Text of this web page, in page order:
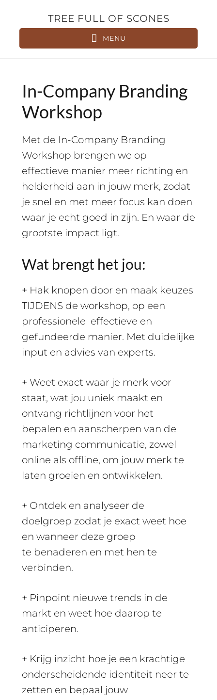
TREE FULL OF SCONES
MENU
In-Company Branding
Workshop
Met de In-Company Branding
Workshop brengen we op
effectieve manier meer richting en
helderheid aan in jouw merk, zodat
je snel en met meer focus kan doen
waar je echt goed in zijn. En waar de
grootste impact ligt.
Wat brengt het jou:
+ Hak knopen door en maak keuzes
TIJDENS de workshop, op een
professionele effectieve en
gefundeerde manier. Met duidelijke
input en advies van experts.
+ Weet exact waar je merk voor
staat, wat jou uniek maakt en
ontvang richtlijnen voor het
bepalen en aanscherpen van de
marketing communicatie, zowel
online als offline, om jouw merk te
laten groeien en ontwikkelen.
+ Ontdek en analyseer de
doelgroep zodat je exact weet hoe
en wanneer deze groep
te benaderen en met hen te
verbinden.
+ Pinpoint nieuwe trends in de
markt en weet hoe daarop te
anticiperen.
+ Krijg inzicht hoe je een krachtige
onderscheidende identiteit neer te
zetten en bepaal jouw